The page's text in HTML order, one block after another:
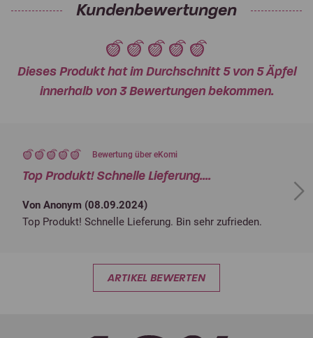
Kundenbewertungen
Dieses Produkt hat im Durchschnitt 5 von 5 Äpfel
innerhalb von 3 Bewertungen bekommen.
Bewertung über eKomi
Top Produkt! Schnelle Lieferung....
Von Anonym (08.09.2024)
Top Produkt! Schnelle Lieferung. Bin sehr zufrieden.
Next
ARTIKEL BEWERTEN